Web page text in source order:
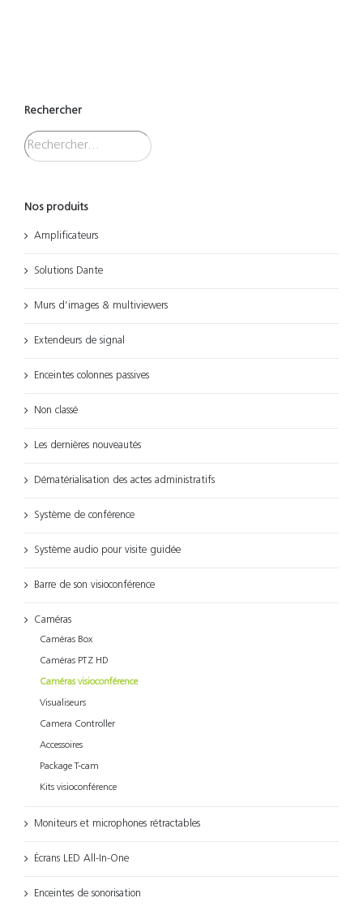
Rechercher
Nos produits
Amplificateurs
Solutions Dante
Murs d’images & multiviewers
Extendeurs de signal
Enceintes colonnes passives
Non classé
Les dernières nouveautés
Dématérialisation des actes administratifs
Système de conférence
Système audio pour visite guidée
Barre de son visioconférence
Caméras
Caméras Box
Caméras PTZ HD
Caméras visioconférence
Visualiseurs
Camera Controller
Accessoires
Package T-cam
Kits visioconférence
Moniteurs et microphones rétractables
Écrans LED All-In-One
Enceintes de sonorisation